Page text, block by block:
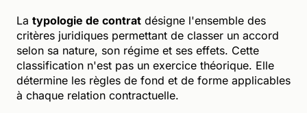
La typologie de contrat désigne l'ensemble des
critères juridiques permettant de classer un accord
selon sa nature, son régime et ses effets. Cette
classification n'est pas un exercice théorique. Elle
détermine les règles de fond et de forme applicables
à chaque relation contractuelle.